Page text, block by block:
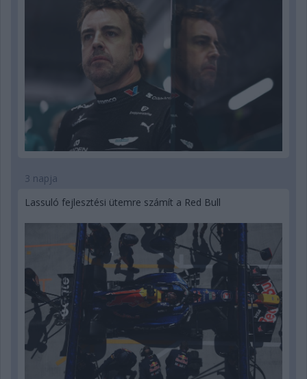
3 napja
Lassuló fejlesztési ütemre számít a Red Bull